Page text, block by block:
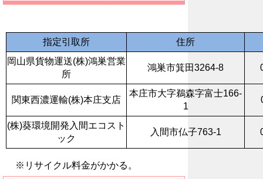
指定引取所
住所
岡山県貨物運送(株)鴻巣営業
所
鴻巣市箕田3264-8
関東西濃運輸(株)本庄支店
本庄市大字鵜森字富士166-
1
(株)葵環境開発入間エコスト
ック
入間市仏子763-1
※リサイクル料金がかかる。